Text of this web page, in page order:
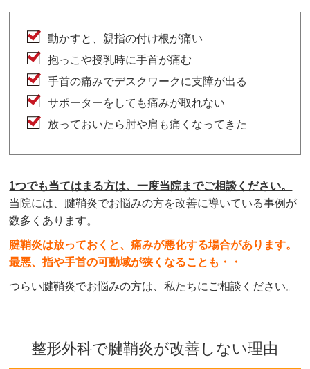
動かすと、親指の付け根が痛い
抱っこや授乳時に手首が痛む
手首の痛みでデスクワークに支障が出る
サポーターをしても痛みが取れない
放っておいたら肘や肩も痛くなってきた
1つでも当てはまる方は、一度当院までご相談ください。
当院には、腱鞘炎でお悩みの方を改善に導いている事例が
数多くあります。
腱鞘炎は放っておくと、痛みが悪化する場合があります。
最悪、指や手首の可動域が狭くなることも・・
つらい腱鞘炎でお悩みの方は、私たちにご相談ください。
整形外科で腱鞘炎が改善しない理由